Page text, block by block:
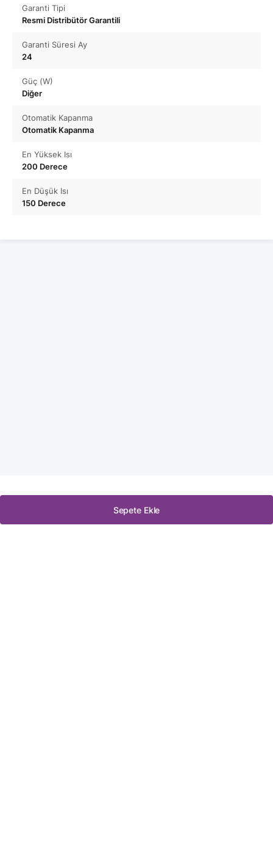
Garanti Tipi
Resmi Distribütör Garantili
Garanti Süresi Ay
24
Güç (W)
Diğer
Otomatik Kapanma
Otomatik Kapanma
En Yüksek Isı
200 Derece
En Düşük Isı
150 Derece
Sepete Ekle